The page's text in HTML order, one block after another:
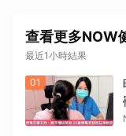
查看更多NOW
最近1小時結果
01